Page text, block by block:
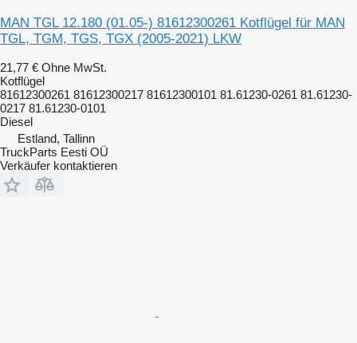
MAN TGL 12.180 (01.05-) 81612300261 Kotflügel für MAN
TGL, TGM, TGS, TGX (2005-2021) LKW
21,77 € Ohne MwSt.
Kotflügel
81612300261 81612300217 81612300101 81.61230-0261 81.61230-
0217 81.61230-0101
Diesel
Estland, Tallinn
TruckParts Eesti OÜ
Verkäufer kontaktieren